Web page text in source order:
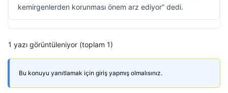
kemirgenlerden korunması önem arz ediyor” dedi.
1 yazı görüntüleniyor (toplam 1)
Bu konuyu yanıtlamak için giriş yapmış olmalısınız.